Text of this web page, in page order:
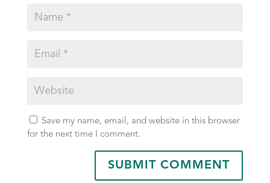
Save my name, email, and website in this browser
for the next time I comment.